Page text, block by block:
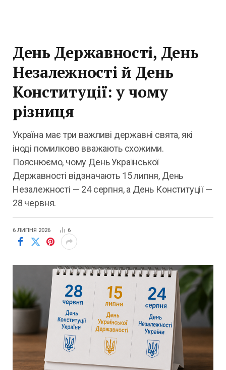
День Державності, День
Незалежності й День
Конституції: у чому
різниця
Україна має три важливі державні свята, які
іноді помилково вважають схожими.
Пояснюємо, чому День Української
Державності відзначають 15 липня, День
Незалежності — 24 серпня, а День Конституції —
28 червня.
6 ЛИПНЯ 2026 6